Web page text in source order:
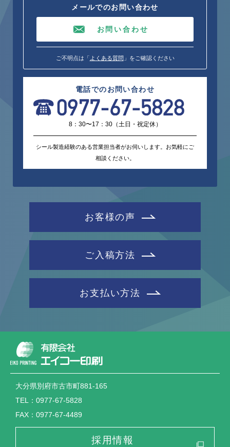
メールでのお問い合わせ
お問い合わせ
ご不明点は「 よくある質問 」をご確認ください
電話でのお問い合わせ
8：30〜17：30（土日・祝定休）
シール製造経験のある営業担当者がお伺いします。お気軽にご
相談ください。
お客様の声
ご入稿方法
お支払い方法
大分県別府市古市町881-165
TEL：0977-67-5828
FAX：0977-67-4489
採用情報